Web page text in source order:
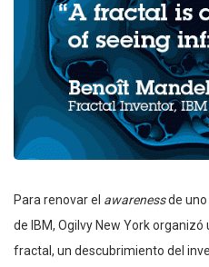
Para renovar el awarenessde uno
de IBM, Ogilvy New York
fractal, un descubrimiento del